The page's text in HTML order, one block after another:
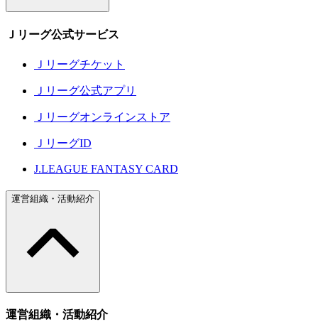
Ｊリーグ公式サービス
Ｊリーグチケット
Ｊリーグ公式アプリ
Ｊリーグオンラインストア
ＪリーグID
J.LEAGUE FANTASY CARD
運営組織・活動紹介
運営組織・活動紹介